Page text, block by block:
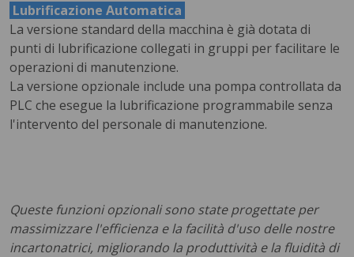
Lubrificazione Automatica
La versione standard della macchina è già dotata di
punti di lubrificazione collegati in gruppi per facilitare le
operazioni di manutenzione.
La versione opzionale include una pompa controllata da
PLC che esegue la lubrificazione programmabile senza
l'intervento del personale di manutenzione.
Queste funzioni opzionali sono state progettate per
massimizzare l'efficienza e la facilità d'uso delle nostre
incartonatrici, migliorando la produttività e la fluidità di